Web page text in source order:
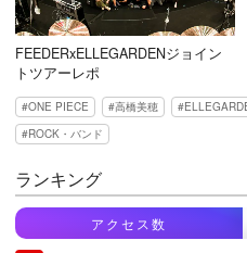
FEEDERxELLEGARDENジョイン
トツアーレポ
ONE PIECE 高橋美穂
ROCK・バンド
ランキング
アクセス数